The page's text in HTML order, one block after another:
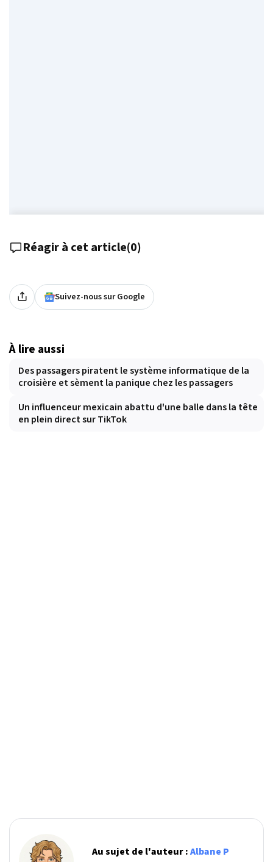
Réagir à cet article(0)
Suivez-nous sur Google
À lire aussi
Des passagers piratent le système informatique de la
croisière et sèment la panique chez les passagers
Un influenceur mexicain abattu d'une balle dans la tête
en plein direct sur TikTok
Au sujet de l'auteur :Albane P